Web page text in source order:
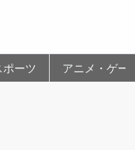
ポーツ アニメ・ゲー